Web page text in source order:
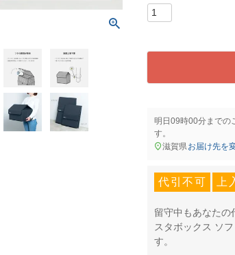
明日09時00分までの
す。
滋賀県 お届け先を
代引不可 上
留守中もあなたの
スタボックス ソ
す。